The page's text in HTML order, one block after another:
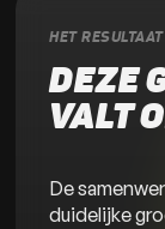
HET RESULTAAT
DEZE
VALT
De
duidelijke